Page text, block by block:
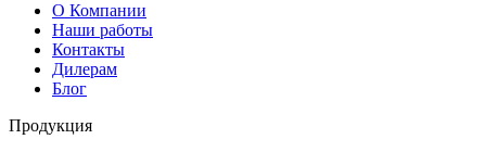
О Компании
Наши работы
Контакты
Дилерам
Блог
Продукция